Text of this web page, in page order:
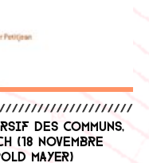
des communs,
novembre
Mayer)